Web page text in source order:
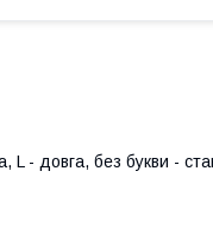
- довга, без букви -